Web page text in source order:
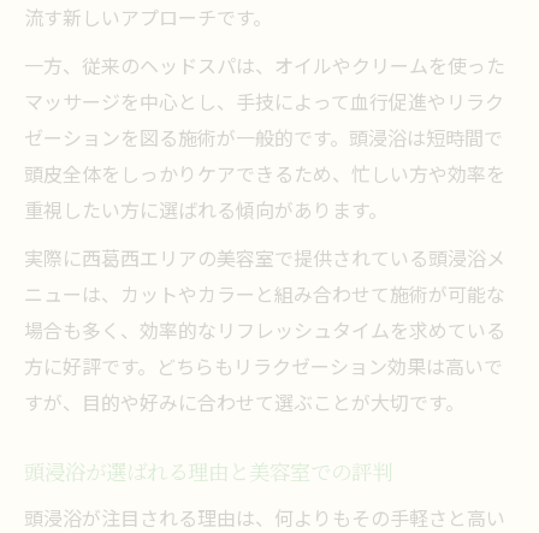
流す新しいアプローチです。
一方、従来のヘッドスパは、オイルやクリームを使った
マッサージを中心とし、手技によって血行促進やリラク
ゼーションを図る施術が一般的です。頭浸浴は短時間で
頭皮全体をしっかりケアできるため、忙しい方や効率を
重視したい方に選ばれる傾向があります。
実際に西葛西エリアの美容室で提供されている頭浸浴メ
ニューは、カットやカラーと組み合わせて施術が可能な
場合も多く、効率的なリフレッシュタイムを求めている
方に好評です。どちらもリラクゼーション効果は高いで
すが、目的や好みに合わせて選ぶことが大切です。
頭浸浴が選ばれる理由と美容室での評判
頭浸浴が注目される理由は、何よりもその手軽さと高い